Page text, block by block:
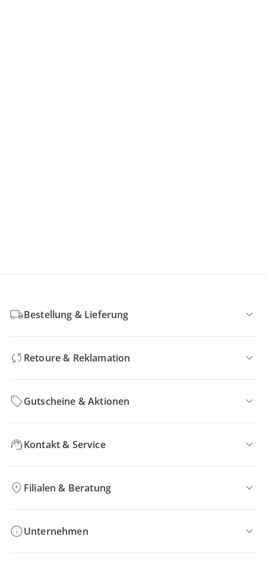
Bestellung & Lieferung
Retoure & Reklamation
Gutscheine & Aktionen
Kontakt & Service
Filialen & Beratung
Unternehmen